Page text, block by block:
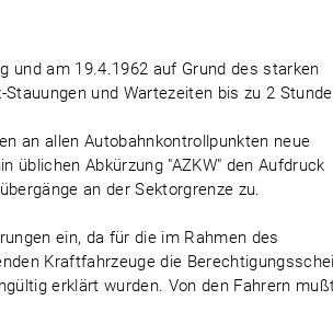
und am 19.4.1962 auf Grund des starken
und Wartezeiten bis zu 2
an allen Autobahnkontrollpunkten neue
üblichen Abkürzung "AZKW" den Aufdruck
an der Sektorgrenze zu.
ein, da für die im Rahmen des
Kraftfahrzeuge die
erklärt wurden. Von den Fahrern